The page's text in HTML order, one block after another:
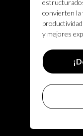
convierten la
productividad
y mejores